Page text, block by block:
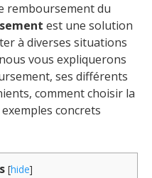
remboursement du
est une solution
à diverses situations
vous expliquerons
ses différents
comment choisir la
concrets
[hide]